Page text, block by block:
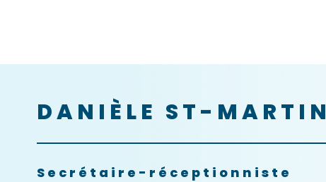
DANIÈLE ST-MARTIN
Secrétaire-réceptionniste